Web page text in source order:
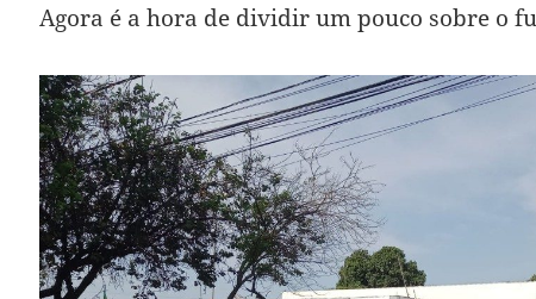
Agora é a hora de dividir um pouco sobre o